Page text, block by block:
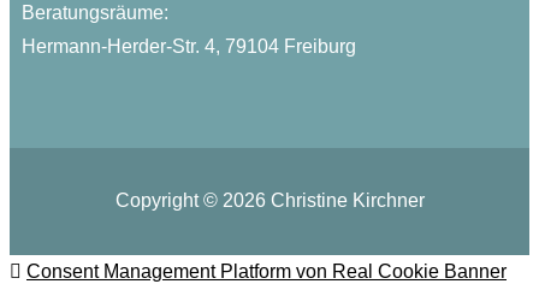
Beratungsräume:
Hermann-Herder-Str. 4, 79104 Freiburg
Copyright © 2026 Christine Kirchner
Consent Management Platform von Real Cookie Banner